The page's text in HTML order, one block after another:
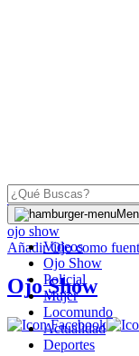
Videos
Ojo Show
Policial
Mujer
Locomundo
Actualidad
Deportes
OJO
ojo show
AñadirOjocomo
Ojo Show